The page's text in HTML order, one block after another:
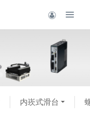
内崁式滑台